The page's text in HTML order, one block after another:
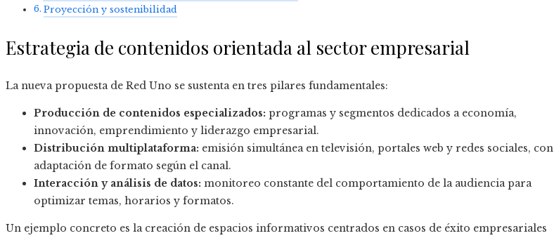
Proyección y sostenibilidad
Estrategia de contenidos orientada al sector empresarial
La nueva propuesta de Red Uno se sustenta en tres pilares fundamentales:
Producción de contenidos especializados: programas y segmentos dedicados a economía,
innovación, emprendimiento y liderazgo empresarial.
Distribución multiplataforma: emisión simultánea en televisión, portales web y redes sociales, con
adaptación de formato según el canal.
Interacción y análisis de datos: monitoreo constante del comportamiento de la audiencia para
optimizar temas, horarios y formatos.
Un ejemplo concreto es la creación de espacios informativos centrados en casos de éxito empresariales